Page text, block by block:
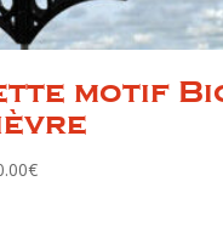
motif
€Plage